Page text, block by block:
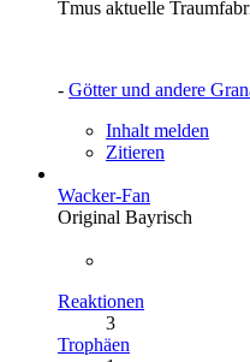
Tmus aktuelle
- Götter und andere
Inhalt melden
Zitieren
Wacker-Fan
Original Bayrisch
Reaktionen
3
Trophäen